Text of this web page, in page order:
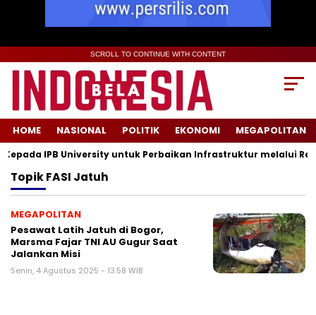
SCROLL TO CONTINUE WITH CONTENT
HOME NASIONAL POLITIK EKONOMI MEGAPOLITAN
IPB University untuk Perbaikan Infrastruktur melalui
TopikFASI Jatuh
MEGAPOLITAN
Pesawat Latih Jatuh di Bogor,
Marsma Fajar TNI AU Gugur Saat
Jalankan Misi
Senin, 4 Agustus 2025 - 13:58 WIB